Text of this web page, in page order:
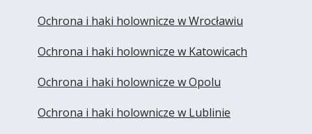
Ochrona i haki holownicze w Wrocławiu
Ochrona i haki holownicze w Katowicach
Ochrona i haki holownicze w Opolu
Ochrona i haki holownicze w Lublinie